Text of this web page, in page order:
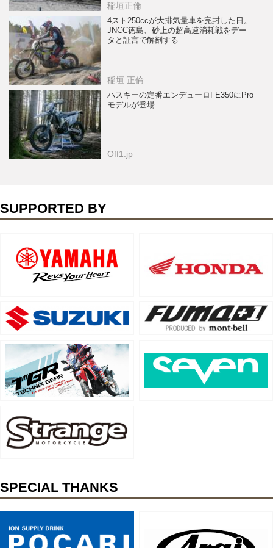
稲垣正倫
4スト250ccが大排気量車を完封した日。
JNCC徳島、砂上の超高速消耗戦をデー
タと証言で解剖する
稲垣 正倫
ハスキーの定番エンデューロFE350にPro
モデルが登場
Off1.jp
SUPPORTED BY
SPECIAL THANKS